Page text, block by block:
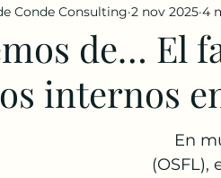
Resiliencia en
de… El
internos
Conde Consulting 2 nov 2025 4